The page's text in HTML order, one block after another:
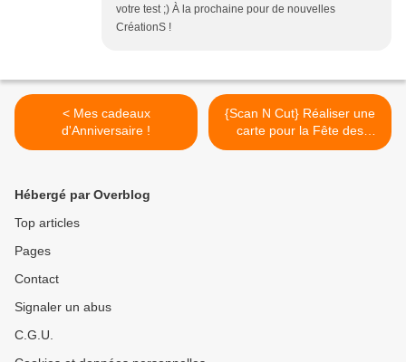
votre test ;) À la prochaine pour de nouvelles
CréationS !
< Mes cadeaux
d'Anniversaire !
{Scan N Cut} Réaliser une
carte pour la Fête des
Pères... >
Hébergé par Overblog
Top articles
Pages
Contact
Signaler un abus
C.G.U.